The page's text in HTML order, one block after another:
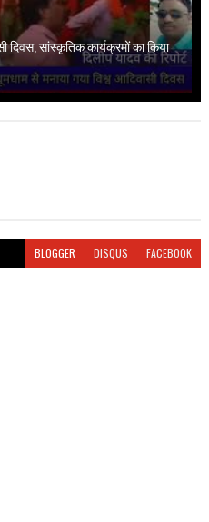
दिवस, सांस्कृतिक कार्यक्रमों का किया
BLOGGER DISQUS FACEBOOK